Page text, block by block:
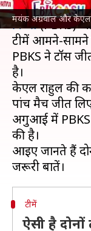
मयंक अग्रवाल और केएल
इंडियन प्रीमियर
किंग्स(PBKS)
टीमें आमने-सामने
PBKS ने टॉस
है।
केएल राहुल की
पांच मैच जीत
अगुआई में PBKS
की है।
आइए जानते हैं
टीमें
ऐसी है